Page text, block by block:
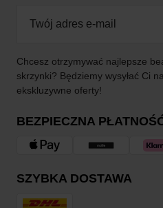
Chcesz otrzymywać najlepsze
skrzynki? Będziemy wysyłać Ci
ekskluzywne oferty!
BEZPIECZNA
SZYBKA DOSTAWA